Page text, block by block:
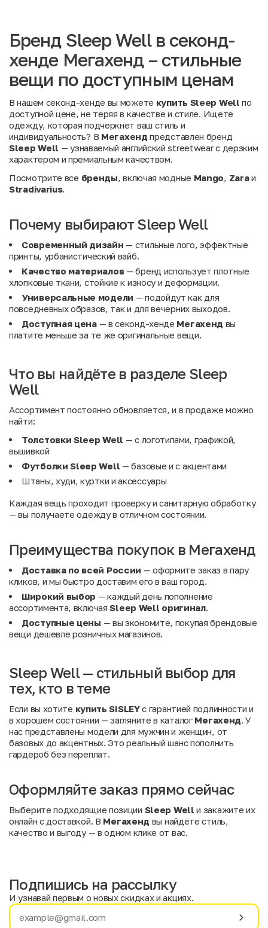
Бренд Sleep Well в секонд-
хенде Мегахенд – стильные
вещи по доступным ценам
В нашем секонд-хенде вы можете купить Sleep Well по
доступной цене, не теряя в качестве и стиле. Ищете
одежду, которая подчеркнет ваш стиль и
индивидуальность? В Мегахенд представлен бренд
Sleep Well — узнаваемый английский streetwear с дерзким
характером и премиальным качеством.
Посмотрите все бренды, включая модные Mango, Zaraи
Stradivarius.
Почему выбирают Sleep Well
Современный дизайн — стильные лого, эффектные
принты, урбанистический вайб.
Качество материалов— бренд использует плотные
хлопковые ткани, стойкие к износу и деформации.
Универсальные модели — подойдут как для
повседневных образов, так и для вечерних выходов.
Доступная цена— в секонд-хенде Мегахенд вы
платите меньше за те же оригинальные вещи.
Что вы найдёте в разделе Sleep
Well
Ассортимент постоянно обновляется, и в продаже можно
найти:
Толстовки Sleep Well — с логотипами, графикой,
вышивкой
Футболки Sleep Well — базовые и с акцентами
Штаны, худи, куртки и аксессуары
Каждая вещь проходит проверку и санитарную обработку
— вы получаете одежду в отличном состоянии.
Преимущества покупок в Мегахенд
Доставка по всей России — оформите заказ в пару
кликов, и мы быстро доставим его в ваш город.
Широкий выбор — каждый день пополнение
ассортимента, включаяSleep Well оригинал.
Доступные цены — вы экономите, покупая брендовые
вещи дешевле розничных магазинов.
Sleep Well — стильный выбор для
тех, кто в теме
Если вы хотите купить SISLEYс гарантией подлинности и
в хорошем состоянии — загляните в каталогМегахенд. У
нас представлены модели для мужчин и женщин, от
базовых до акцентных. Это реальный шанс пополнить
гардероб без переплат.
Оформляйте заказ прямо сейчас
Выберите подходящие позиции Sleep Well и закажите их
онлайн с доставкой. В Мегахенд вы найдёте стиль,
качество и выгоду — в одном клике от вас.
Имя
Подпишись на рассылку
И узнавай первым о новых скидках и акциях.